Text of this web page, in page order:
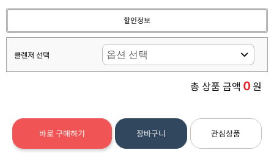
할인정보
클렌저 선택
총 상품 금액 0원
바로 구매하기 장바구니 관심상품